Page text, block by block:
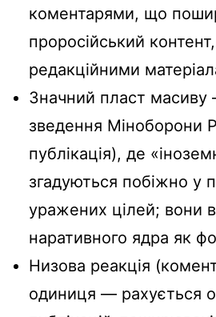
коментарями, що
проросійський
редакційними
Значний пласт
зведення Міноборони
публікація), де
згадуються побіжно у
уражених цілей; вони
наративного ядра як
Низова реакція
одиниця — рахується